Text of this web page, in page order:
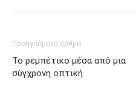
Προηγούμενο άρθρο
Το ρεμπέτικο μέσα από́ μια
σύγχρονη οπτική